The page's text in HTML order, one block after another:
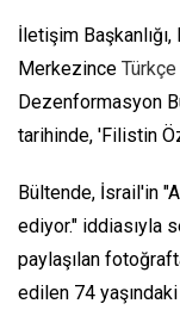
İletişim
Merkezince Türkçe
Dezenformasyon
tarihinde, 'Filistin
Bültende, İsrail'in
ediyor." iddiasıyla
paylaşılan
edilen 74